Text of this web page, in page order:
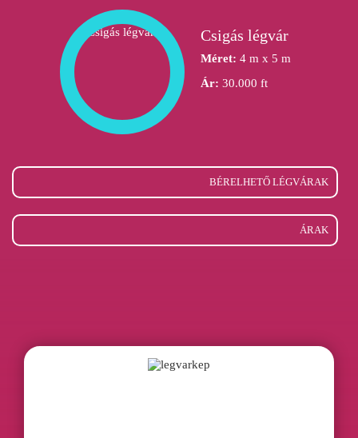
Csigás légvár
Méret: 4 m x 5 m
Ár: 30.000 ft
BÉRELHETŐ LÉGVÁRAK
ÁRAK